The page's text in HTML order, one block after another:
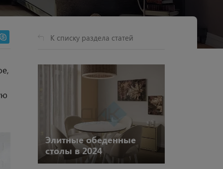
К списку раздела статей
Элитные обеденные
столы в 2024